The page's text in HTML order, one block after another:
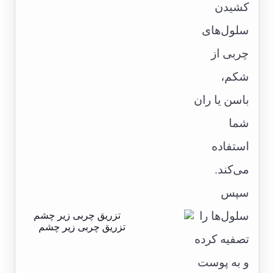
کشیدن
سلول‌های
چربی از
شکم،
باسن یا ران
شما
استفاده
می‌کند.
سپس
سلول‌ها را
تصفیه کرده
و به پوست
تزریق چربی زیر چشم